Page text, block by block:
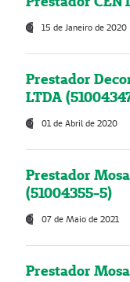
15 de Janeiro de 2020
Prestador
LTDA
01 de Abril de 2020
Prestador
(51004355-5)
07 de Maio de 2021
Prestador